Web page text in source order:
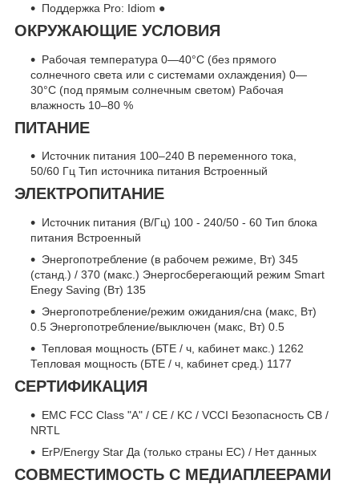
Поддержка Pro: Idiom ●
ОКРУЖАЮЩИЕ УСЛОВИЯ
Рабочая температура 0—40°C (без прямого
солнечного света или с системами охлаждения) 0—
30°C (под прямым солнечным светом) Рабочая
влажность 10–80 %
ПИТАНИЕ
Источник питания 100–240 В переменного тока,
50/60 Гц Тип источника питания Встроенный
ЭЛЕКТРОПИТАНИЕ
Источник питания (В/Гц) 100 - 240/50 - 60 Тип блока
питания Встроенный
Энергопотребление (в рабочем режиме, Вт) 345
(станд.) / 370 (макс.) Энергосберегающий режим Smart
Enegy Saving (Вт) 135
Энергопотребление/режим ожидания/сна (макс, Вт)
0.5 Энергопотребление/выключен (макс, Вт) 0.5
Тепловая мощность (БТЕ / ч, кабинет макс.) 1262
Тепловая мощность (БТЕ / ч, кабинет сред.) 1177
СЕРТИФИКАЦИЯ
EMC FCC Class "A" / CE / KC / VCCI Безопасность CB /
NRTL
ErP/Energy Star Да (только страны ЕС) / Нет данных
СОВМЕСТИМОСТЬ С МЕДИАПЛЕЕРАМИ